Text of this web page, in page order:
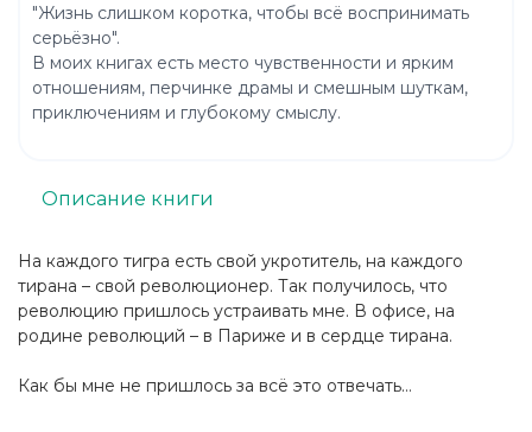
На каждого тигра есть свой укротитель, на каждого
тирана – свой революционер. Так получилось, что
революцию пришлось устраивать мне. В офисе, на
родине революций – в Париже и в сердце тирана.
Как бы мне не пришлось за всё это отвечать…
Описание книги
"Жизнь слишком коротка, чтобы всё воспринимать
серьёзно".
В моих книгах есть место чувственности и ярким
отношениям, перчинке драмы и смешным шуткам,
приключениям и глубокому смыслу.